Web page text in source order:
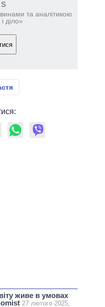
та аналітикою
діло»
живе в умовах
27 лютого 2025,